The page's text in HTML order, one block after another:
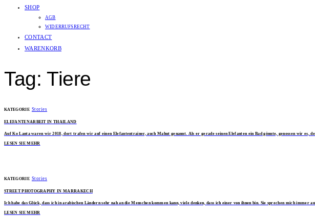
SHOP
AGB
WIDERRUFSRECHT
CONTACT
WARENKORB
Tag: Tiere
KATEGORIE Stories
ELEFANTENARBEIT IN THAILAND
Auf Ko Lanta waren wir 2018, dort trafen wir auf einen Elefantentrainer, auch Mahut genannt. Als er gerade seinen Elefanten ein Bad gönnte, genossen wir
LESEN SIE MEHR
KATEGORIE Stories
STREET PHOTOGRAPHY IN MARRAKECH
Ich habe das Glück, dass ich in arabischen Ländern sehr nah an die Menschen kommen kann, viele denken, dass ich einer von ihnen bin. Sie sprechen mich
LESEN SIE MEHR